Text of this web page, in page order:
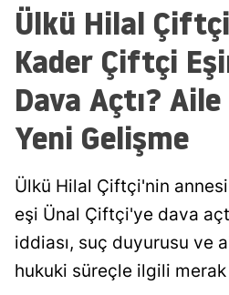
Ülkü Hilal
Kader Çiftçi
Dava Açtı?
Yeni Gelişme
Ülkü Hilal Çiftçi'nin
eşi Ünal Çiftçi'ye dava
iddiası, suç duyurusu ve
hukuki süreçle ilgili